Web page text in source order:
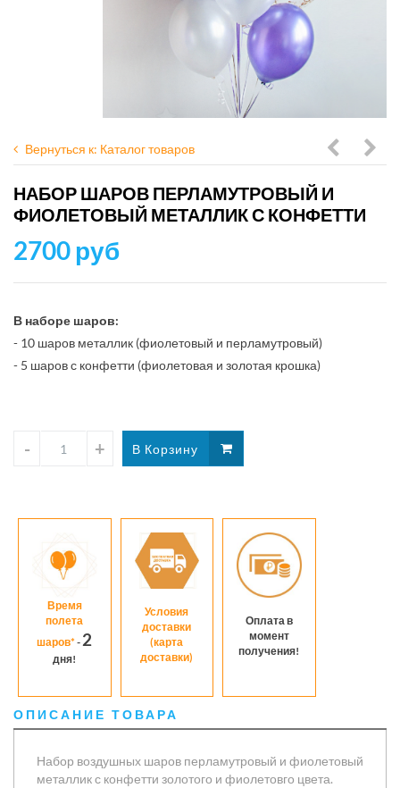
Вернуться к: Каталог товаров
и
НАБОР ШАРОВ ПЕРЛАМУТРОВЫЙ И
ФИОЛЕТОВЫЙ МЕТАЛЛИК С КОНФЕТТИ
2700 руб
В наборе шаров:
- 10 шаров металлик (фиолетовый и перламутровый)
- 5 шаров с конфетти (фиолетовая и золотая крошка)
Время
полета
шаров*- 2
дня!
Условия
доставки
(карта
доставки)
Оплата в
момент
получения!
ОПИСАНИЕ ТОВАРА
Набор воздушных шаров перламутровый и фиолетовый
металлик с конфетти золотого и фиолетовго цвета.